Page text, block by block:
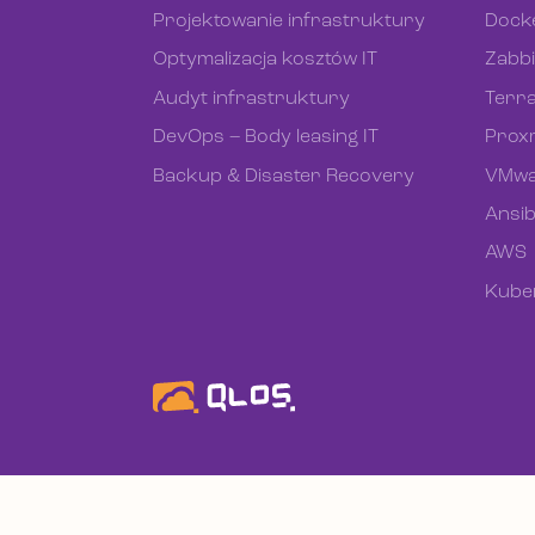
Projektowanie infrastruktury
Optymalizacja kosztów IT
Audyt infrastruktury
DevOps – Body leasing IT
Backup & Disaster Recovery
AWS